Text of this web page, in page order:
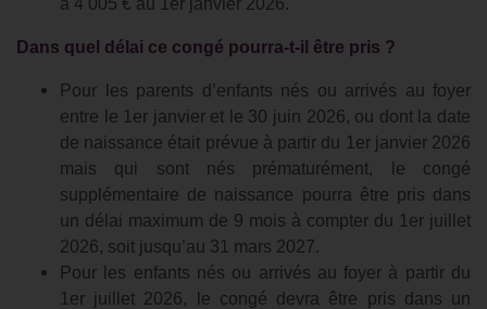
à 4 005 € au 1er janvier 2026.
Dans quel délai ce congé pourra-t-il être pris ?
Pour les parents d’enfants nés ou arrivés au foyer
entre le 1er janvier et le 30 juin 2026, ou dont la date
de naissance était prévue à partir du 1er janvier 2026
mais qui sont nés prématurément, le congé
supplémentaire de naissance pourra être pris dans
un délai maximum de 9 mois à compter du 1er juillet
2026, soit jusqu’au 31 mars 2027.
Pour les enfants nés ou arrivés au foyer à partir du
1er juillet 2026, le congé devra être pris dans un